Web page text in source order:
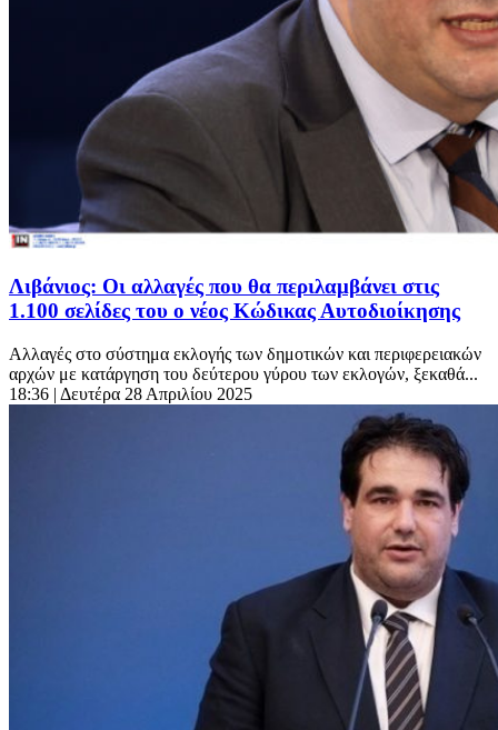
Λιβάνιος: Οι αλλαγές που θα περιλαμβάνει στις
1.100 σελίδες του ο νέος Κώδικας Αυτοδιοίκησης
Αλλαγές στο σύστημα εκλογής των δημοτικών και περιφερειακών
αρχών με κατάργηση του δεύτερου γύρου των εκλογών, ξεκαθά...
18:36 | Δευτέρα 28 Απριλίου 2025